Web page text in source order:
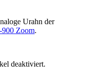
Urahn der
900 Zoom.
deaktiviert.